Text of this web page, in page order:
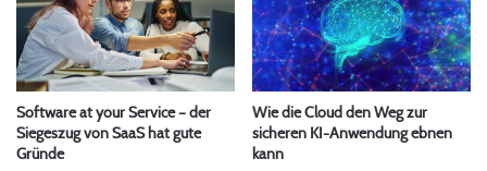
Software at your Service – der
Siegeszug von SaaS hat gute
Gründe
Wie die Cloud den Weg zur
sicheren KI-Anwendung ebnen
kann